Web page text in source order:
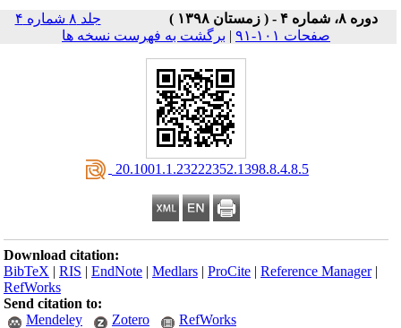
دوره ۸، شماره ۴ - ( زمستان ۱۳۹۸ )
جلد ۸ شماره ۴
صفحات ۱۰۱-۹۱
| برگشت به فهرست نسخه ها
‎ 20.1001.1.23222352.1398.8.4.8.5
Download citation:
BibTeX |RIS |EndNote |Medlars |ProCite |Reference Manager
RefWorks
Send citation to:
Mendeley
Zotero RefWorks